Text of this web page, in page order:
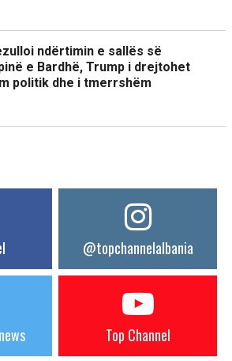
ndërtimin e sallës së
e Bardhë, Trump i drejtohet
politik dhe i tmerrshëm
@topchannelalbania
Top Channel